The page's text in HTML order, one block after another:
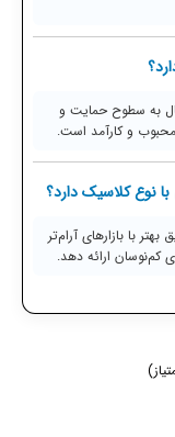
به سطوح حمایت و
محبوب و کارآمد است.
با بازارهای آرام‌تر
کم‌نوسان ارائه دهد.